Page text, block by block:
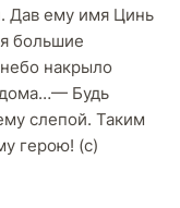
Дав ему имя Цинь
большие
накрыло
Будь
слепой. Таким
герою! (с)